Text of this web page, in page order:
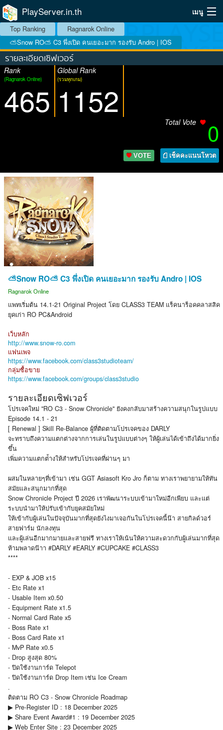
PlayServer.in.th เมนู
Home
Top Ranking Server
วิธีจัดอันดับ
วิธีใช้
Top Ranking
Ragnarok Online
⛅Snow RO⛅ C3 พึ่งเปิด คนเยอะมาก รองรับ Andro | IOS
รายละเอียดเซิฟเวอร์
Rank
(Ragnarok Online)
465
Global Rank
(รวมทุกเกม)
1152
Total Vote 0
VOTE เช็คคะแนนโหวต
⛅Snow RO⛅ C3 พึ่งเปิด คนเยอะมาก รองรับ Andro | IOS
Ragnarok Online
แพทเริ่มต้น 14.1-21 Original Project โดย CLASS3 TEAM แร็คนาร็อคคลาสสิค
ยุคเก่า RO PC&Android
เว็บหลัก
http://www.snow-ro.com
แฟนเพจ
https://www.facebook.com/class3studioteam/
กลุ่มซื้อขาย
https://www.facebook.com/groups/class3studio
รายละเอียดเซิฟเวอร์
โปรเจคใหม่ "RO C3 - Snow Chronicle" ยังคงกลับมาสร้างความสนุกในรูปแบบ
Episode 14.1 - 21
[ Renewal ] Skill Re-Balance ผู้ที่ติดตามโปรเจคของ DARLY
จะทราบถึงความแตกต่างจากการเล่นในรูปแบบต่างๆ ให้ผู้เล่นได้เข้าถึงได้มากยิ่ง
ขึ้น
เพิ่มความแตกต่้างให้สำหรับโปรเจคที่ผ่านๆ มา
ผสมในหลายๆที่เข้ามา เช่น GGT Asiasoft Kro Jro ก็ตาม ทางเราพยายามให้ทัน
สมัยและสนุกมากที่สุด
Snow Chronicle Project ปี 2026 เราพัฒนาระบบเข้ามาใหม่อีกเพียบ และแต่
ระบบนำมาให้ปรับเข้ากับยุคสมัยใหม่
ให้เข้ากับผู้เล่นในปัจจุบันมากที่สุดยังไงมาเจอกันในโปรเจคนี้น๊า สายกิลด์วอร์
สายฟาร์ม นักลงทุน
และผู้เล่นอีกมากมายและสายฟรี ทางเราให้เน้นให้ความสะดวกกับผู้เล่นมากที่สุด
ห้ามพลาดน๊าา #DARLY #EARLY #CUPCAKE #CLASS3
****
- EXP & JOB x15
- Etc Rate x1
- Usable Item x0.50
- Equipment Rate x1.5
- Normal Card Rate x5
- Boss Rate x1
- Boss Card Rate x1
- MvP Rate x0.5
- Drop สูงสุด 80%
- ปิดใช้งานการ์ด Telepot
- ปิดใช้งานการ์ด Drop Item เช่น Ice Cream
.
ติดตาม RO C3 - Snow Chronicle Roadmap
▶ Pre-Register ID : 18 December 2025
▶ Share Event Award#1 : 19 December 2025
▶ Web Enter Site : 23 December 2025